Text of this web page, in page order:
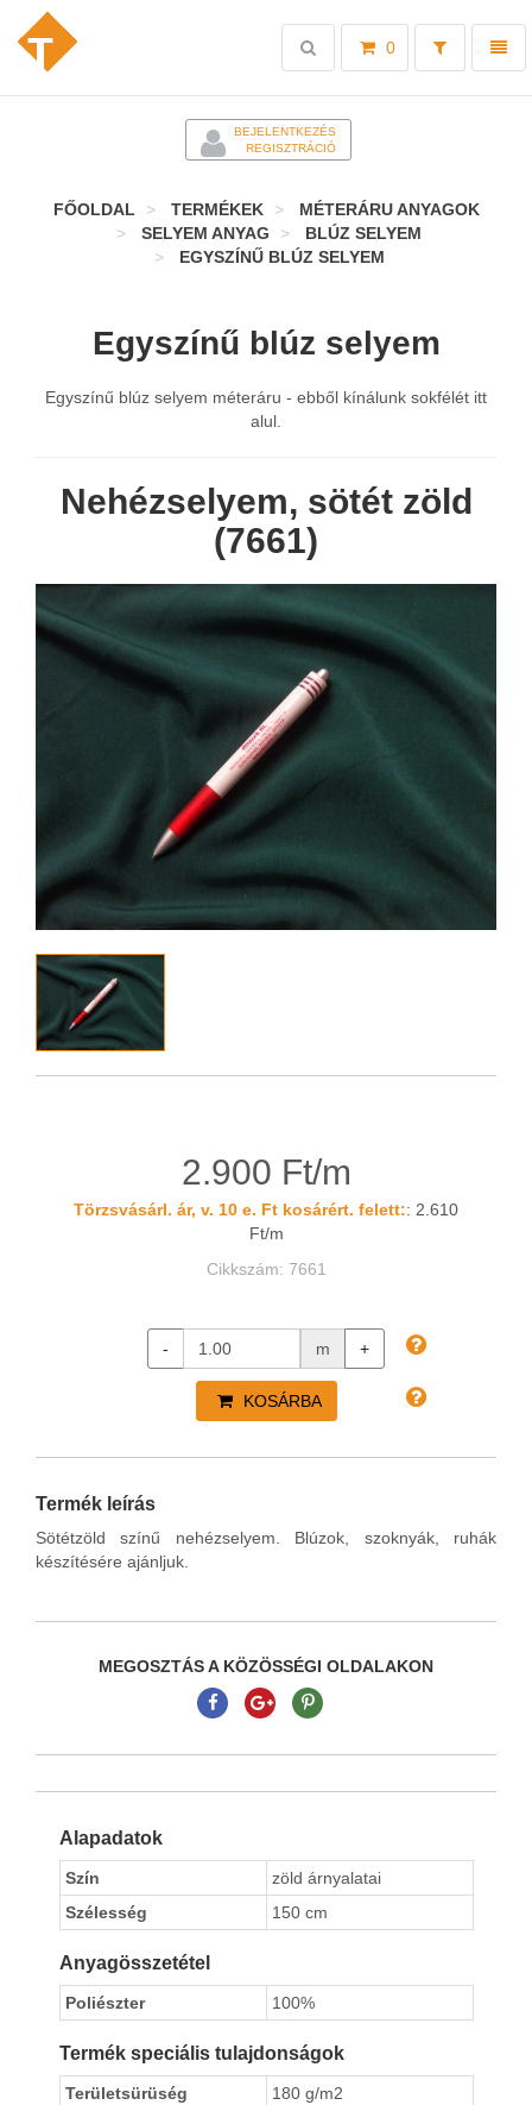
Toggle
0
Toggle
search
BEJELENTKEZÉS
REGISZTRÁCIÓ
FŐOLDAL TERMÉKEK
MÉTERÁRU ANYAGOK
SELYEM ANYAG
BLÚZ SELYEM
EGYSZÍNŰ BLÚZ SELYEM
Egyszínű blúz selyem
Egyszínű blúz selyem méteráru - ebből kínálunk sokfélét itt
alul.
Nehézselyem, sötét zöld
(7661)
2.900 Ft/m
Törzsvásárl. ár, v. 10 e. Ft kosárért. felett:: 2.610
Ft/m
Cikkszám: 7661
- m +
KOSÁRBA
Termék leírás
Sötétzöld színű nehézselyem. Blúzok, szoknyák, ruhák
készítésére ajánljuk.
MEGOSZTÁS A KÖZÖSSÉGI OLDALAKON
Alapadatok
Szín
zöld árnyalatai
Szélesség
150 cm
Anyagösszetétel
Poliészter 100%
Termék speciális tulajdonságok
Területsürüség 180 g/m2